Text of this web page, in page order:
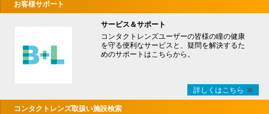
お客様サポート
サービス＆サポート
コンタクトレンズユーザーの皆様の瞳の健康
を守る便利なサービスと、疑問を解決するた
めのサポートはこちらから。
詳しくはこちら
コンタクトレンズ取扱い施設検索